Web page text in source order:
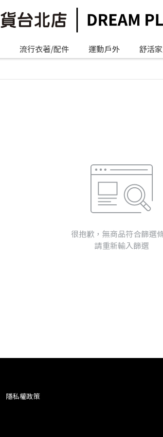
流行衣著/配件 運動戶外 舒活
很抱歉，無商品符合篩選
請重新輸入篩選
隱私權政策